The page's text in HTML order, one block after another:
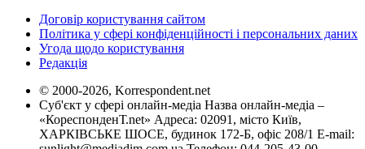
Договір користування сайтом
Політика у сфері конфіденційності і персональних даних
Угода щодо користування
Редакція
© 2000-2026, Korrespondent.net
Суб'єкт у сфері онлайн-медіа Назва онлайн-медіа –
«КореспонденТ.net» Адреса: 02091, місто Київ,
ХАРКІВСЬКЕ ШОСЕ, будинок 172-Б, офіс 208/1 E-mail: